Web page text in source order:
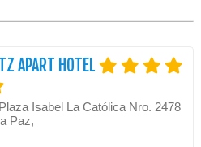
APART HOTEL
Isabel La Católica Nro. 2478
Paz,